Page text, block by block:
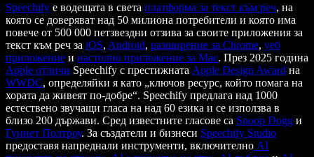
Speechify е водещата в света платформа за текст към реч, на
която се доверяват над 50 милиона потребители и която има
повече от 500 000 петзвездни отзива за своите приложения за
текст към реч за iOS, Android, разширение за Chrome, уеб
приложение и настолно приложение за Mac. През 2025 година
Apple отличи Speechify с престижната Apple Design Award на
WWDC, определяйки я като „ключов ресурс, който помага на
хората да живеят по-добре“. Speechify предлага над 1000
естествено звучащи гласа на над 60 езика и се използва в
близо 200 държави. Сред известните гласове са Snoop Dogg и
Гуинет Полтроу. За създатели и бизнеси Speechify Studio
предоставя напреднали инструменти, включително AI